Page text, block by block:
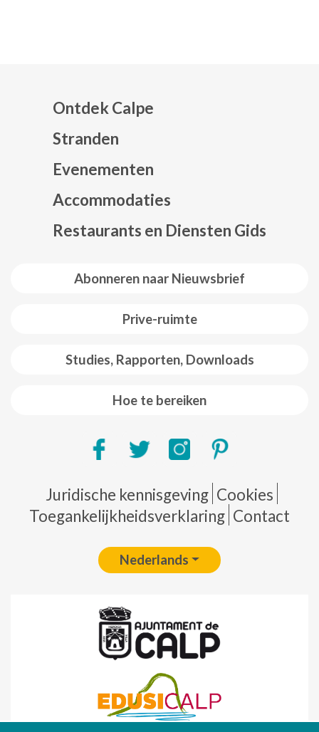
Abonneren naar Nieuwsbrief
Prive-ruimte
Studies, Rapporten, Downloads
Hoe te bereiken
Ontdek Calpe
Stranden
Evenementen
Accommodaties
Restaurants en Diensten Gids
Pie de página
Juridische kennisgeving Cookies
Toegankelijkheidsverklaring Contact
Nederlands